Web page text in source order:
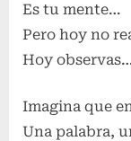
Es tu mente…
Pero hoy no
Hoy
Imagina que
Una palabra,